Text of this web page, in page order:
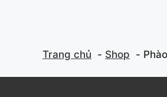
Trang chủ Shop